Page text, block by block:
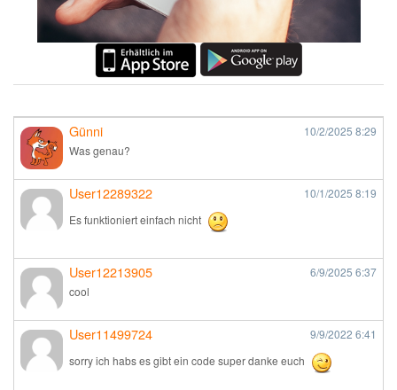
Günni 10/2/2025 8:29
Was genau?
User12289322 10/1/2025 8:19
Es funktioniert einfach nicht
User12213905 6/9/2025 6:37
cool
User11499724 9/9/2022 6:41
sorry ich habs es gibt ein code super danke euch